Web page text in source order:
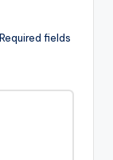
Required fields